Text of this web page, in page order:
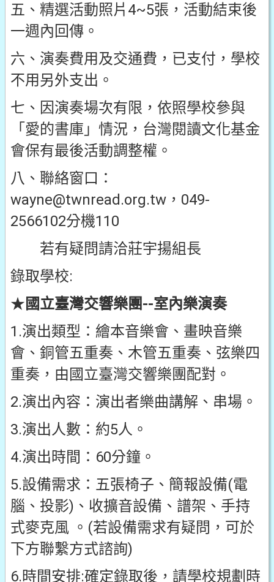
五、精選活動照片4~5張，活動結束後
一週內回傳。
六、演奏費用及交通費，已支付，學校
不用另外支出。
七、因演奏場次有限，依照學校參與
「愛的書庫」情況，台灣閱讀文化基金
會保有最後活動調整權。
八、聯絡窗口：
wayne@twnread.org.tw，049-
2566102分機110
若有疑問請洽莊宇揚組長
錄取學校:
★國立臺灣交響樂團--室內樂演奏
1.演出類型：繪本音樂會、畫映音樂
會、銅管五重奏、木管五重奏、弦樂四
重奏，由國立臺灣交響樂團配對。
2.演出內容：演出者樂曲講解、串場。
3.演出人數：約5人。
4.演出時間：60分鐘。
5.設備需求：五張椅子、簡報設備(電
腦、投影)、收擴音設備、譜架、手持
式麥克風 。(若設備需求有疑問，可於
下方聯繫方式諮詢)
6.時間安排:確定錄取後，請學校規劃時